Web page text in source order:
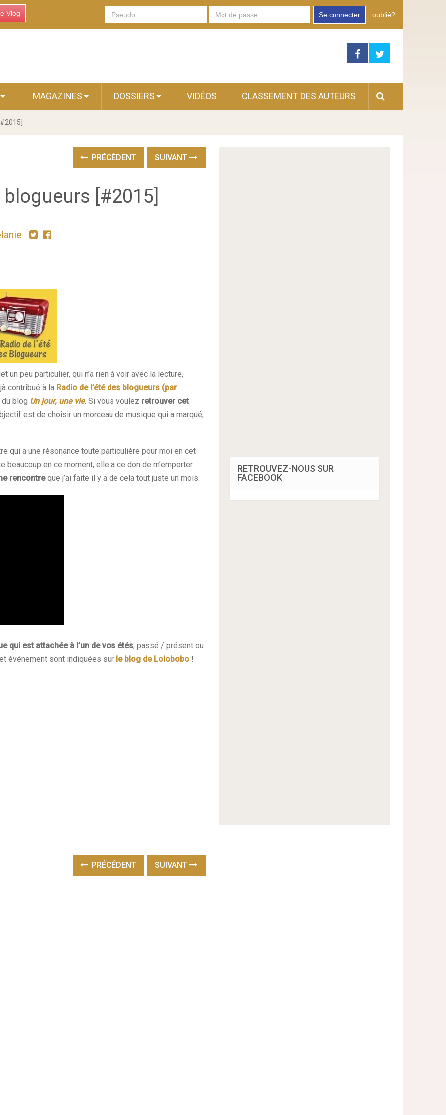
Vlog Se connecter oublié?
MAGAZINES DOSSIERS VIDÉOS CLASSEMENT DES AUTEURS
PRÉCÉDENT SUIVANT
blogueurs [#2015]
un peu particulier, qui n’a rien à voir avec la lecture,
contribué à la Radio de l’été des blogueurs (par
du blog Un jour, une vie. Si vous voulez retrouver cet
est de choisir un morceau de musique qui a marqué,
qui a une résonance toute particulière pour moi en cet
beaucoup en ce moment, elle a ce don de m’emporter
rencontreque j’ai faite il y a de cela tout juste un mois.
qui est attachée à l’un de vos étés, passé / présent ou
événement sont indiquées sur le blog de Lolobobo !
PRÉCÉDENT SUIVANT
RETROUVEZ-NOUS SUR
FACEBOOK